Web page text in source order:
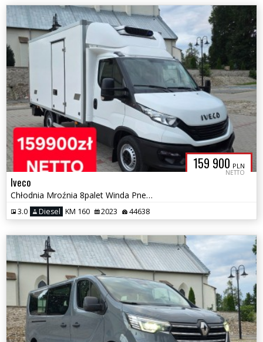
159 900 PLN
NETTO
Iveco
Chłodnia Mroźnia 8palet Winda Pneumatyka Salon PL Bezwypadek Gwarancja
3.0 Diesel KM 160 2023 44638